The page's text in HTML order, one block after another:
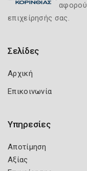
επιχείρησής σας.
Σελίδες
Αρχική
Επικοινωνία
Υπηρεσίες
Αποτίμηση
Αξίας